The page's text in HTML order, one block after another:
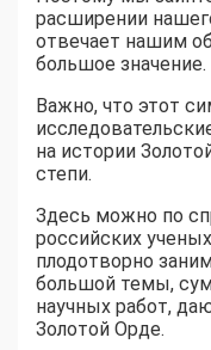
расширении
отвечает нашим
большое значение.
Важно, что этот
на истории
степи.
Здесь можно по
российских
плодотворно
большой темы,
научных работ,
Золотой Орде.